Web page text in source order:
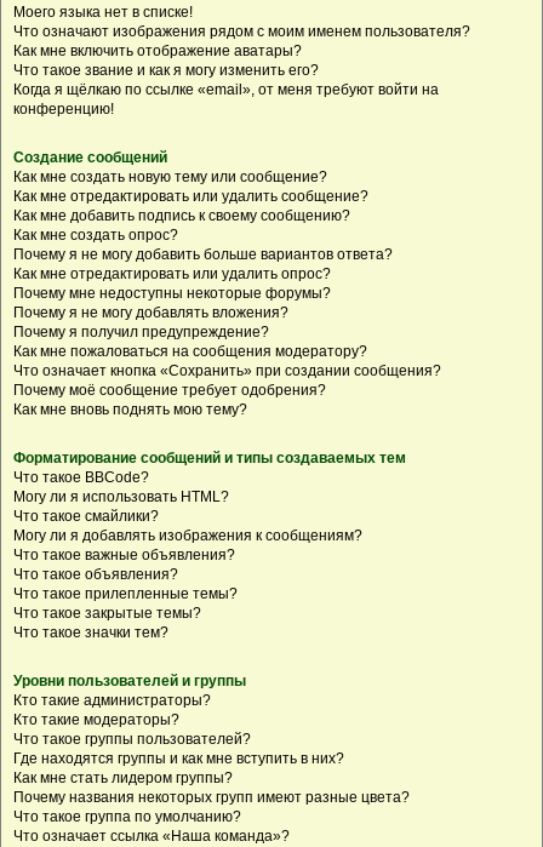
Моего языка нет в списке!
Что означают изображения рядом с моим именем пользователя?
Как мне включить отображение аватары?
Что такое звание и как я могу изменить его?
Когда я щёлкаю по ссылке «email», от меня требуют войти на
конференцию!
Создание сообщений
Как мне создать новую тему или сообщение?
Как мне отредактировать или удалить сообщение?
Как мне добавить подпись к своему сообщению?
Как мне создать опрос?
Почему я не могу добавить больше вариантов ответа?
Как мне отредактировать или удалить опрос?
Почему мне недоступны некоторые форумы?
Почему я не могу добавлять вложения?
Почему я получил предупреждение?
Как мне пожаловаться на сообщения модератору?
Что означает кнопка «Сохранить» при создании сообщения?
Почему моё сообщение требует одобрения?
Как мне вновь поднять мою тему?
Форматирование сообщений и типы создаваемых тем
Что такое BBCode?
Могу ли я использовать HTML?
Что такое смайлики?
Могу ли я добавлять изображения к сообщениям?
Что такое важные объявления?
Что такое объявления?
Что такое прилепленные темы?
Что такое закрытые темы?
Что такое значки тем?
Уровни пользователей и группы
Кто такие администраторы?
Кто такие модераторы?
Что такое группы пользователей?
Где находятся группы и как мне вступить в них?
Как мне стать лидером группы?
Почему названия некоторых групп имеют разные цвета?
Что такое группа по умолчанию?
Что означает ссылка «Наша команда»?